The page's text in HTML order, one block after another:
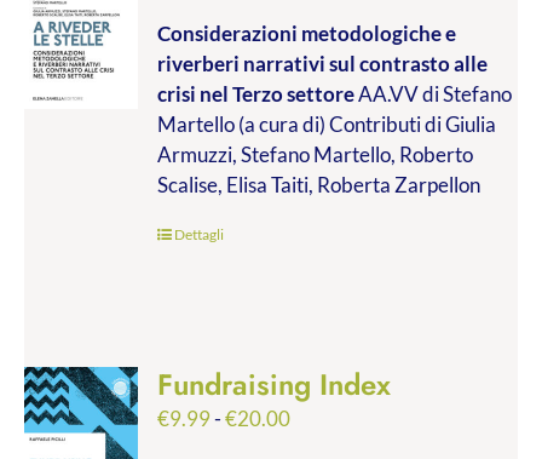
prezzo:
da
€9.99
a
€19.00
Considerazioni metodologiche e
riverberi narrativi sul contrasto alle
crisi nel Terzo settoreAA.VV di Stefano
Martello (a cura di) Contributi di Giulia
Armuzzi, Stefano Martello, Roberto
Scalise, Elisa Taiti, Roberta Zarpellon
Dettagli
Fundraising Index
€9.99-€20.00Fascia